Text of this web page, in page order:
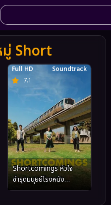
Short
7.1
Full HD Soundtrack
Shortcomings หัวใจ
ชำรุดมนุษย์โรงหนัง
(2023)